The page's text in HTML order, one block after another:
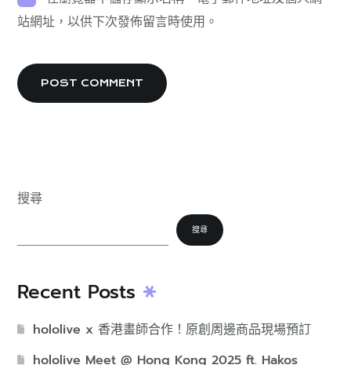
站網址，以供下次發佈留言時使用。
搜尋
搜尋
Recent Posts
hololive x 香港畫師合作！原創周邊商品現場預訂
hololive Meet @ Hong Kong 2025 ft. Hakos